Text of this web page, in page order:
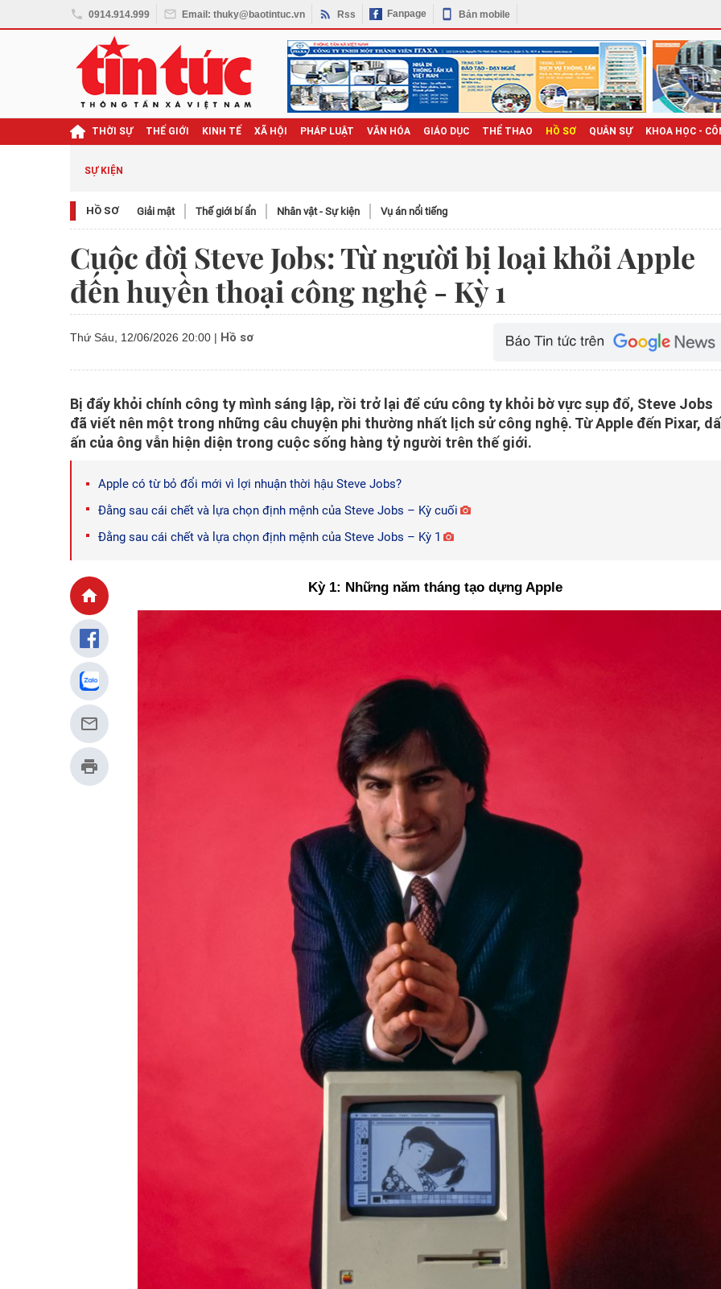
0914.914.999 Email: thuky@baotintuc.vn Rss Fanpage Bản mobile
THỜI SỰ THẾ GIỚI KINH TẾ XÃ HỘI PHÁP LUẬT VĂN HÓA GIÁO DỤC THỂ THAO HỒ SƠ QUÂN SỰ KHOA HỌC -
SỰ KIỆN
HỒ SƠ Giải mật Thế giới bí ẩn Nhân vật - Sự kiện Vụ án nổi tiếng
Cuộc đời Steve Jobs: Từ người bị loại khỏi Apple
đến huyền thoại công nghệ - Kỳ 1
Thứ Sáu, 12/06/2026 20:00 | Hồ sơ
Bị đẩy khỏi chính công ty mình sáng lập, rồi trở lại để cứu công ty khỏi bờ vực sụp đổ, Steve Jobs
đã viết nên một trong những câu chuyện phi thường nhất lịch sử công nghệ. Từ Apple đến Pixar,
ấn của ông vẫn hiện diện trong cuộc sống hàng tỷ người trên thế giới.
Apple có từ bỏ đổi mới vì lợi nhuận thời hậu Steve Jobs?
Đằng sau cái chết và lựa chọn định mệnh của Steve Jobs – Kỳ cuối
Đằng sau cái chết và lựa chọn định mệnh của Steve Jobs – Kỳ 1
Kỳ 1: Những năm tháng tạo dựng Apple